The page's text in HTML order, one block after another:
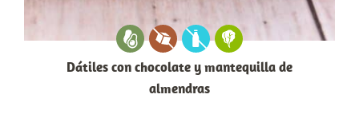
Dátiles con chocolate y mantequilla de
almendras